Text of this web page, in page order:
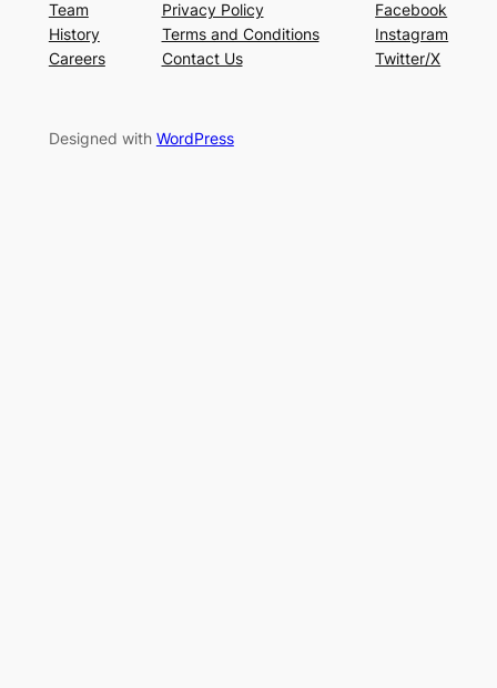
Team
History
Careers
Privacy Policy
Terms and Conditions
Contact Us
Facebook
Instagram
Twitter/X
Designed with WordPress